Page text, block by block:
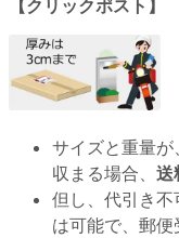
【クリックポスト】
サイズと重量が、
収まる場合、 送
但し、代引き
は可能で、郵